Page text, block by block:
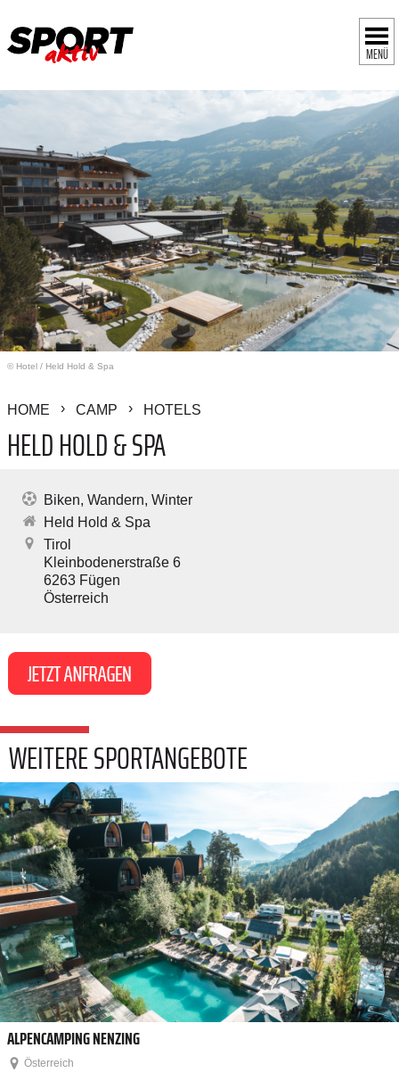
MENÜ
© Hotel / Held Hold & Spa
HOME CAMP HOTELS
HELD HOLD & SPA
Biken Wandern Winter
Held Hold & Spa
Tirol
Kleinbodenerstraße 6
6263 Fügen
Österreich
WEITERE SPORTANGEBOTE
ALPENCAMPING NENZING
Österreich